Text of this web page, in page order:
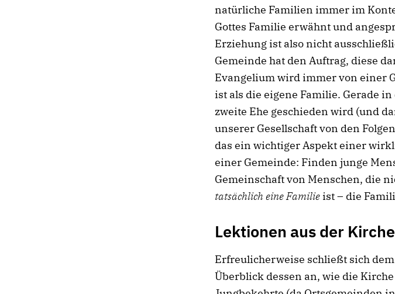
natürliche Familien immer im
Gottes Familie erwähnt und
Erziehung ist also nicht
Gemeinde hat den Auftrag, diese
Evangelium wird immer von einer
ist als die eigene Familie. Gerade
zweite Ehe geschieden wird (und
unserer Gesellschaft von den
das ein wichtiger Aspekt einer
einer Gemeinde: Finden junge
Gemeinschaft von Menschen, die
tatsächlich eine Familieist – die
Lektionen aus der
Erfreulicherweise schließt sich
Überblick dessen an, wie die